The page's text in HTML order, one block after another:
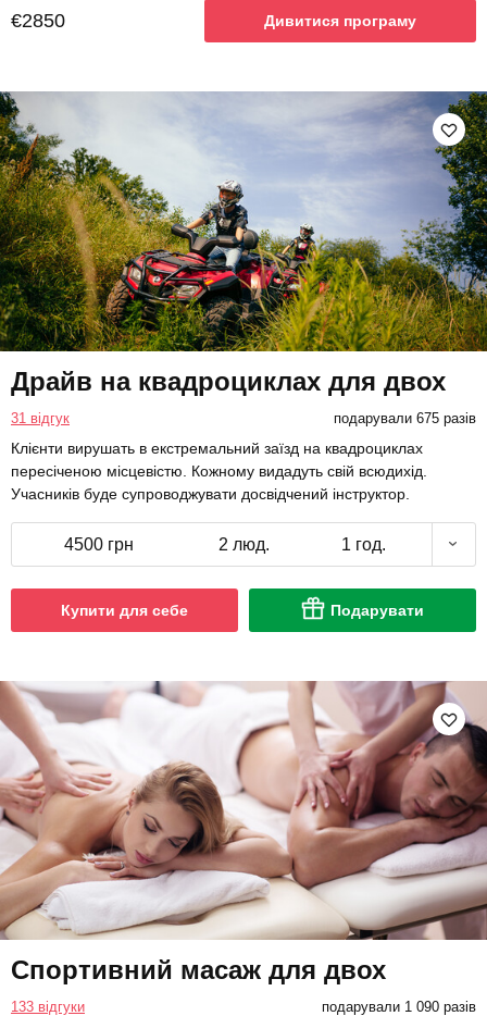
€2850 Дивитися програму
Драйв на квадроциклах для двох
31 відгук подарували 675 разів
Клієнти вирушать в екстремальний заїзд на квадроциклах
пересіченою місцевістю. Кожному видадуть свій всюдихід.
Учасників буде супроводжувати досвідчений інструктор.
4500 грн 2 люд. 1 год.
Купити для себе Подарувати
Спортивний масаж для двох
133 відгуки подарували 1 090 разів